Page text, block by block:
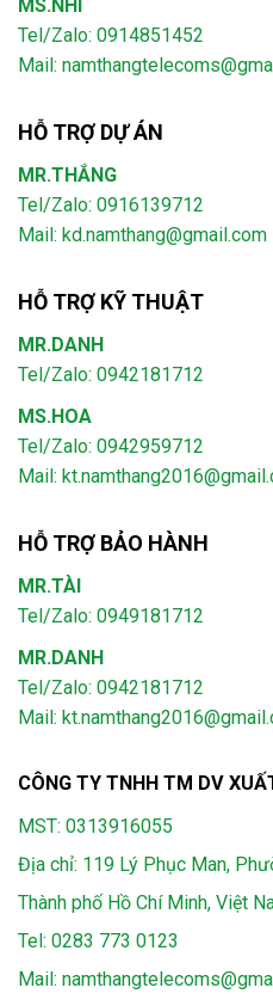
MS.NHI
Tel/Zalo: 0914851452
Mail:
HỖ TRỢ DỰ ÁN
MR.THẮNG
Tel/Zalo: 0916139712
Mail: kd.namthang@gmail.com
HỖ TRỢ KỸ THUẬT
MR.DANH
Tel/Zalo: 0942181712
MS.HOA
Tel/Zalo: 0942959712
Mail:
HỖ TRỢ BẢO HÀNH
MR.TÀI
Tel/Zalo: 0949181712
MR.DANH
Tel/Zalo: 0942181712
Mail:
CÔNG TY TNHH TM DV
MST: 0313916055
Địa chỉ: 119 Lý Phục Man,
Thành phố Hồ Chí Minh, Việt
Tel: 0283 773 0123
Mail: